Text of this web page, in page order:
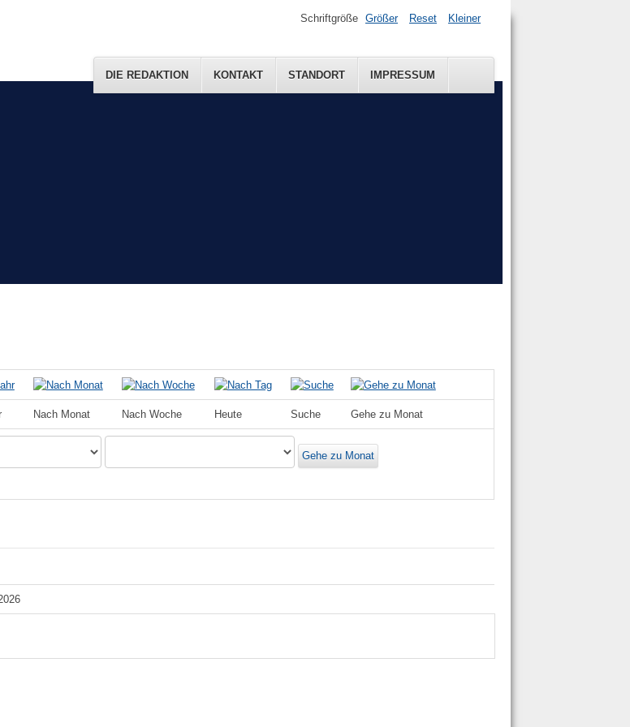
Schriftgröße Größer Reset Kleiner
DIE REDAKTION KONTAKT STANDORT IMPRESSUM
Nach Monat Nach Woche Heute Suche Gehe zu Monat
Gehe zu Monat